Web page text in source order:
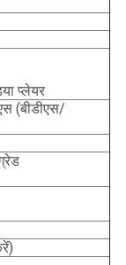
प्लेयर
(बीडीएस/